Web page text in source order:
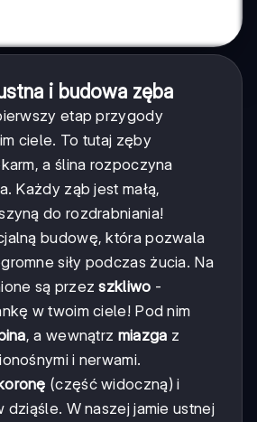
i budowa zęba
etap przygody
ciele. To tutaj zęby
a ślina rozpoczyna
Każdy ząb jest małą,
do rozdrabniania!
budowę, która pozwala
siły podczas żucia. Na
są przezszkliwo -
w twoim ciele! Pod nim
, a wewnątrz miazga z
i nerwami.
(część widoczną) i
W naszej jamie ustnej